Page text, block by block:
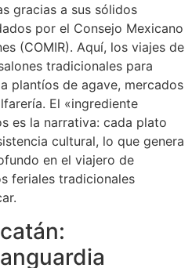
gracias a sus sólidos
por el Consejo Mexicano
(COMIR). Aquí, los viajes de
tradicionales para
plantíos de agave, mercados
El «ingrediente
es la narrativa: cada plato
cultural, lo que genera
en el viajero de
feriales tradicionales